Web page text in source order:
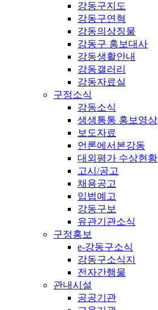
강동구지도
강동구연혁
강동의상징물
강동구 홍보대사
강동생활안내
강동갤러리
강동자료실
구정소식
강동소식
생생통통 홍보영상
보도자료
언론에서본강동
대외평가 수상현황
고시/공고
채용공고
입법예고
강동구보
유관기관소식
구정홍보
e-강동구소식
강동구소식지
전자간행물
관내시설
공공기관